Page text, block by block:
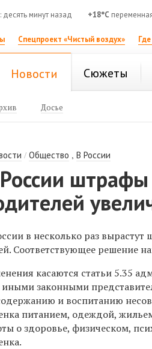
минут назад +18°C
Спецпроект «Чистый воздух»
Новости Сюжеты
Досье
/Общество ,В России
в несколько раз
Соответствующее решение
касаются статьи 5.35
законными
и воспитанию
питанием, одеждой,
о здоровье, физическом,